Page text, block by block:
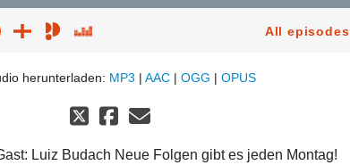
All episodes
herunterladen: MP3 | AAC | OGG | OPUS
Luiz Budach Neue Folgen gibt es jeden Montag!